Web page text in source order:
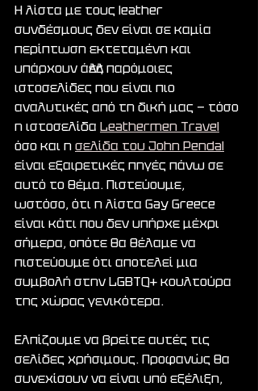
Η λίστα με τους leather
συνδέσμους δεν είναι σε καμία
περίπτωση εκτεταμένη και
υπάρχουν άλλες παρόμοιες
ιστοσελίδες που είναι πιο
αναλυτικές από τη δική μας — τόσο
η ιστοσελίδα Leathermen Travel
όσο και η σελίδα του John Pendal
είναι εξαιρετικές πηγές πάνω σε
αυτό το θέμα. Πιστεύουμε,
ωστόσο, ότι η λίστα Gay Greece
είναι κάτι που δεν υπήρχε μέχρι
σήμερα, οπότε θα θέλαμε να
πιστεύουμε ότι αποτελεί μια
συμβολή στην LGBTQ+ κουλτούρα
της χώρας γενικότερα.
Ελπίζουμε να βρείτε αυτές τις
σελίδες χρήσιμους. Προφανώς θα
συνεχίσουν να είναι υπό εξέλιξη,